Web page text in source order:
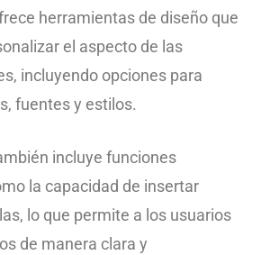
herramientas de diseño que
el aspecto de las
incluyendo opciones para
fuentes y estilos.
incluye funciones
la capacidad de insertar
lo que permite a los usuarios
de manera clara y